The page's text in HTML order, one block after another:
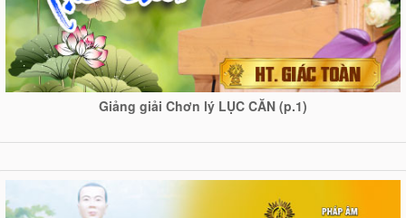
Giảng giải Chơn lý LỤC CĂN (p.1)